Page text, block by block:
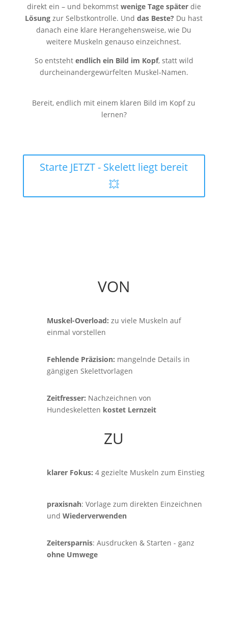
direkt ein – und bekommst wenige Tage späterdie
Lösung zur Selbstkontrolle. Unddas Beste? Du hast
danach eine klare Herangehensweise, wie Du
weitere Muskeln genauso einzeichnest.
So entsteht endlich ein Bild im Kopf, statt wild
durcheinandergewürfelten Muskel-Namen.
Bereit, endlich mit einem klaren Bild im Kopf zu
lernen?
Starte JETZT - Skelett liegt bereit
💥
VON
Muskel-Overload: zu viele Muskeln auf
einmal vorstellen
Fehlende Präzision: mangelnde Details in
gängigen Skelettvorlagen
Zeitfresser: Nachzeichnen von
Hundeskeletten kostet Lernzeit
ZU
klarer Fokus: 4 gezielte Muskeln zum Einstieg
praxisnah: Vorlage zum direkten Einzeichnen
und Wiederverwenden
Zeitersparnis: Ausdrucken & Starten - ganz
ohne Umwege